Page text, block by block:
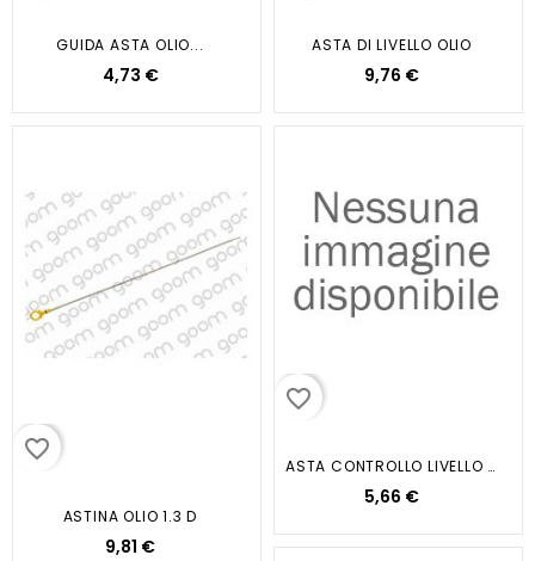
GUIDA ASTA OLIO...
4,73 €
ASTA DI LIVELLO OLIO
9,76 €
favorite_border
ASTINA OLIO 1.3 D
9,81 €
favorite_border
ASTA CONTROLLO LIVELLO OLIO
5,66 €